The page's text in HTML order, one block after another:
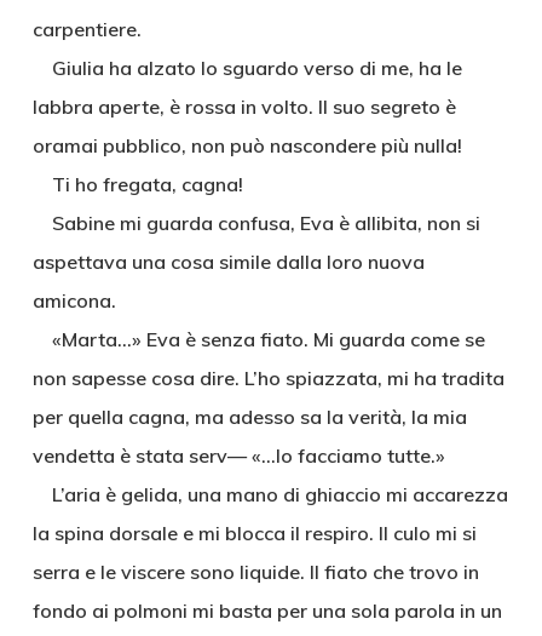
carpentiere.
Giulia ha alzato lo sguardo verso di me, ha le
labbra aperte, è rossa in volto. Il suo segreto è
oramai pubblico, non può nascondere più nulla!
Ti ho fregata, cagna!
Sabine mi guarda confusa, Eva è allibita, non si
aspettava una cosa simile dalla loro nuova
amicona.
«Marta…» Eva è senza fiato. Mi guarda come se
non sapesse cosa dire. L’ho spiazzata, mi ha tradita
per quella cagna, ma adesso sa la verità, la mia
vendetta è stata serv— «…lo facciamo tutte.»
L’aria è gelida, una mano di ghiaccio mi accarezza
la spina dorsale e mi blocca il respiro. Il culo mi si
serra e le viscere sono liquide. Il fiato che trovo in
fondo ai polmoni mi basta per una sola parola in un